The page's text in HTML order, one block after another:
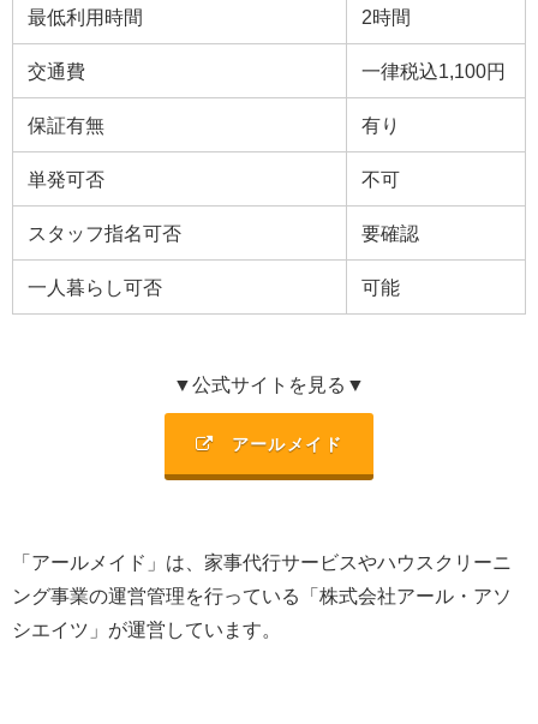
最低利用時間 2時間
交通費 一律税込1,100円
保証有無 有り
単発可否 不可
スタッフ指名可否 要確認
一人暮らし可否 可能
▼公式サイトを見る▼
アールメイド
「アールメイド」は、 家事代行サービスやハウスクリーニ
ング事業の運営管理を行っている「 株式会社アール・アソ
シエイツ 」 が運営しています。